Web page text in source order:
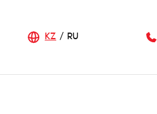
KZ RU